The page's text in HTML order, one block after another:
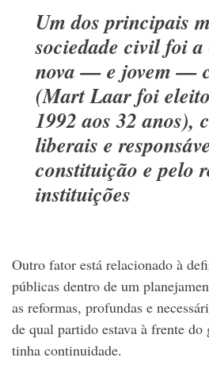
Um dos principais
sociedade civil foi
nova — e jovem —
(Mart Laar foi
1992 aos 32 anos),
liberais e
constituição e pelo
instituições
Outro fator está relacionado à
públicas dentro de um
as reformas, profundas e
de qual partido estava à frente do
tinha continuidade.